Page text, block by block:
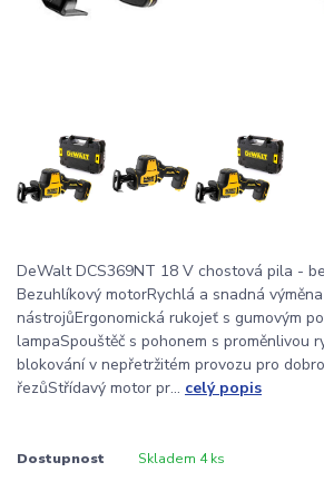
DeWalt DCS369NT 18 V chostová pila -
Bezuhlíkový motorRychlá a snadná
nástrojůErgonomická rukojeť s gumovým
lampaSpouštěč s pohonem s proměnlivou
blokování v nepřetržitém provozu pro
řezůStřídavý motor pr... celý popis
Dostupnost Skladem 4 ks